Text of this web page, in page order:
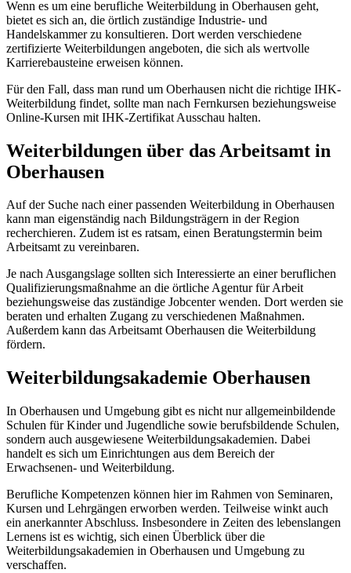
Wenn es um eine berufliche Weiterbildung in Oberhausen geht,
bietet es sich an, die örtlich zuständige Industrie- und
Handelskammer zu konsultieren. Dort werden verschiedene
zertifizierte Weiterbildungen angeboten, die sich als wertvolle
Karrierebausteine erweisen können.
Für den Fall, dass man rund um Oberhausen nicht die richtige IHK-
Weiterbildung findet, sollte man nach Fernkursen beziehungsweise
Online-Kursen mit IHK-Zertifikat Ausschau halten.
Weiterbildungen über das Arbeitsamt in
Oberhausen
Auf der Suche nach einer passenden Weiterbildung in Oberhausen
kann man eigenständig nach Bildungsträgern in der Region
recherchieren. Zudem ist es ratsam, einen Beratungstermin beim
Arbeitsamt zu vereinbaren.
Je nach Ausgangslage sollten sich Interessierte an einer beruflichen
Qualifizierungsmaßnahme an die örtliche Agentur für Arbeit
beziehungsweise das zuständige Jobcenter wenden. Dort werden sie
beraten und erhalten Zugang zu verschiedenen Maßnahmen.
Außerdem kann das Arbeitsamt Oberhausen die Weiterbildung
fördern.
Weiterbildungsakademie Oberhausen
In Oberhausen und Umgebung gibt es nicht nur allgemeinbildende
Schulen für Kinder und Jugendliche sowie berufsbildende Schulen,
sondern auch ausgewiesene Weiterbildungsakademien. Dabei
handelt es sich um Einrichtungen aus dem Bereich der
Erwachsenen- und Weiterbildung.
Berufliche Kompetenzen können hier im Rahmen von Seminaren,
Kursen und Lehrgängen erworben werden. Teilweise winkt auch
ein anerkannter Abschluss. Insbesondere in Zeiten des lebenslangen
Lernens ist es wichtig, sich einen Überblick über die
Weiterbildungsakademien in Oberhausen und Umgebung zu
verschaffen.